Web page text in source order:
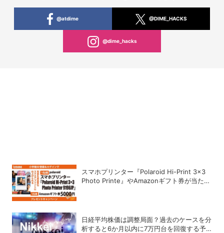
@atdime @DIME_HACKS
@dime_hacks
スマホプリンター『Polaroid Hi-Print 3×3
Photo Printe』やAmazonギフト券が当た
日経平均株価は調整局面？過去のケースを分
析すると6か月以内に7万円台を回復する予